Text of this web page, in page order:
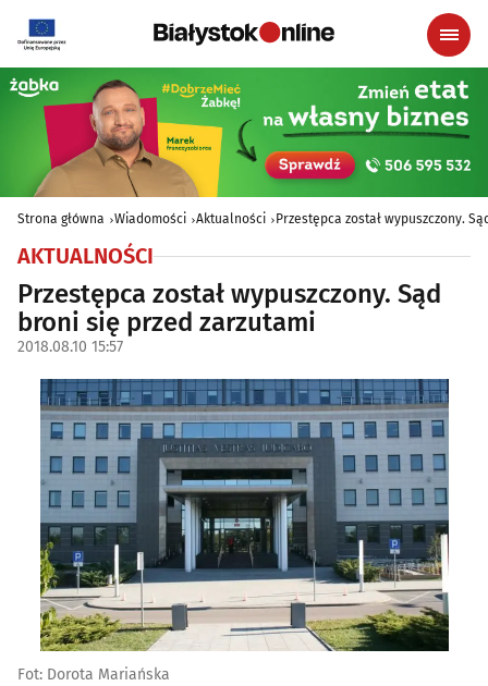
Strona główna Wiadomości Aktualności Przestępca został wypuszczony.
AKTUALNOŚCI
Przestępca został wypuszczony. Sąd
broni się przed zarzutami
2018.08.10 15:57
Fot: Dorota Mariańska